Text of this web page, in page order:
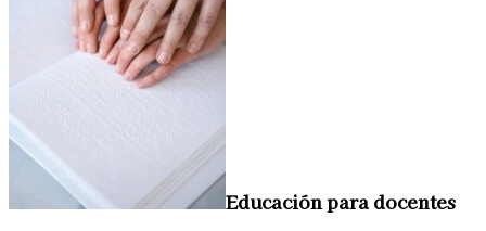
Educación para docentes